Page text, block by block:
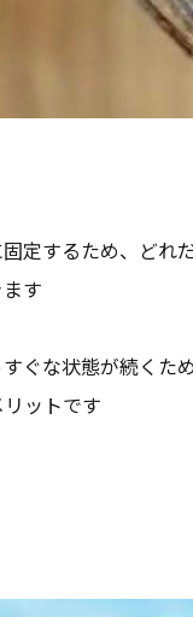
定するため、ど
す
ぐな状態が続くた
ットです